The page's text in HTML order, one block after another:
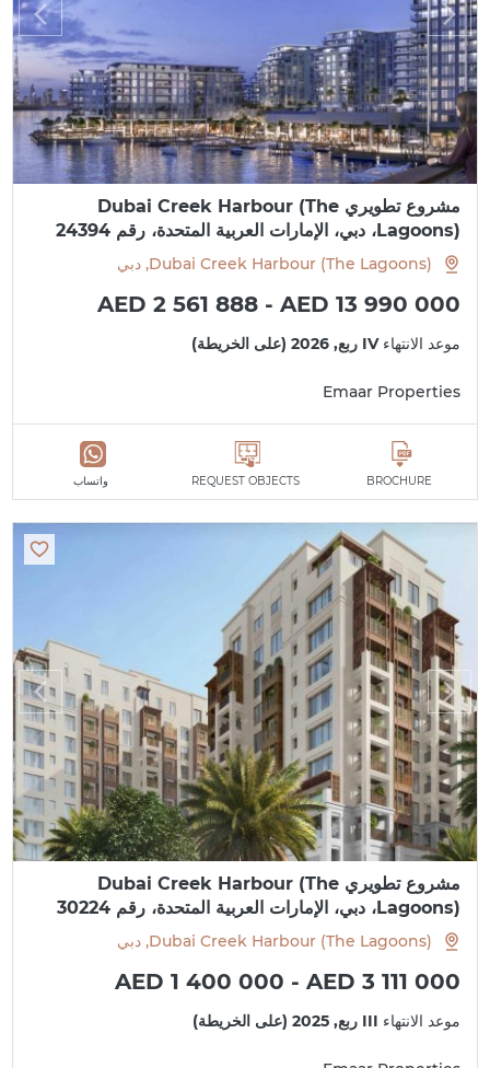
مشروع تطويري Dubai Creek Harbour (The
Lagoons)، دبي، الإمارات العربية المتحدة، رقم 24394
Dubai Creek Harbour (The Lagoons), دبي
AED 2 561 888 - AED 13 990 000
موعد الانتهاءIV ربع, 2026 (على الخريطة)
Emaar Properties
BROCHURE
REQUEST OBJECTS واتساب
مشروع تطويري Dubai Creek Harbour (The
Lagoons)، دبي، الإمارات العربية المتحدة، رقم 30224
Dubai Creek Harbour (The Lagoons), دبي
AED 1 400 000 - AED 3 111 000
موعد الانتهاء III ربع, 2025 (على الخريطة)